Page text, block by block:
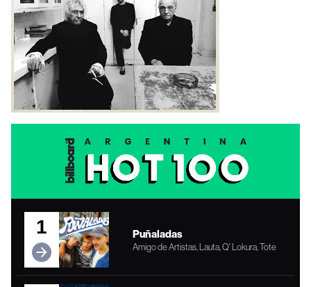
1 Puñaladas
Amigo de Artistas, Lauta, Q' Lokura, Tote